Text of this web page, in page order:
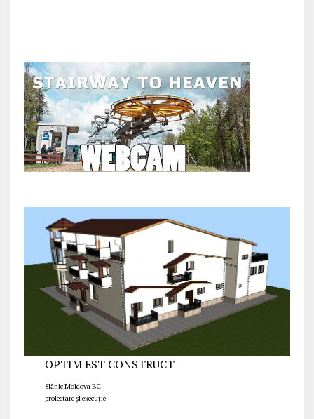
OPTIM EST CONSTRUCT
Slănic Moldova BC
proiectare și execuție